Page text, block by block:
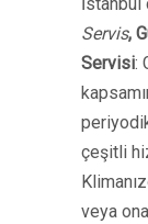
Servis,
Servisi:
çeşitli
veya